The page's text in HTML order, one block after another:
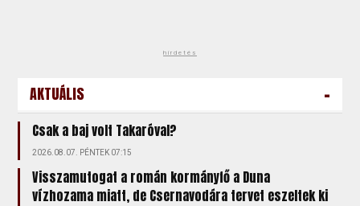
hirdetés
AKTUÁLIS -
Csak a baj volt Takaróval?
2026.08.07. PÉNTEK 07:15
Visszamutogat a román kormányfő a Duna
vízhozama miatt, de Csernavodára tervet eszeltek ki